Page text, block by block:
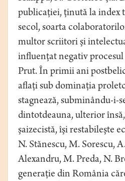
publicaţiei, ţinută la index
secol, soarta
multor scriitori şi
influenţat negativ procesul
Prut. În primii ani
aflaţi sub dominaţia
stagnează, subminându-i-
dintotdeauna, ulterior
şaizecistă, îşi restabileşte
N. Stănescu, M. Sorescu,
Alexandru, M. Preda, N.
generaţie din România